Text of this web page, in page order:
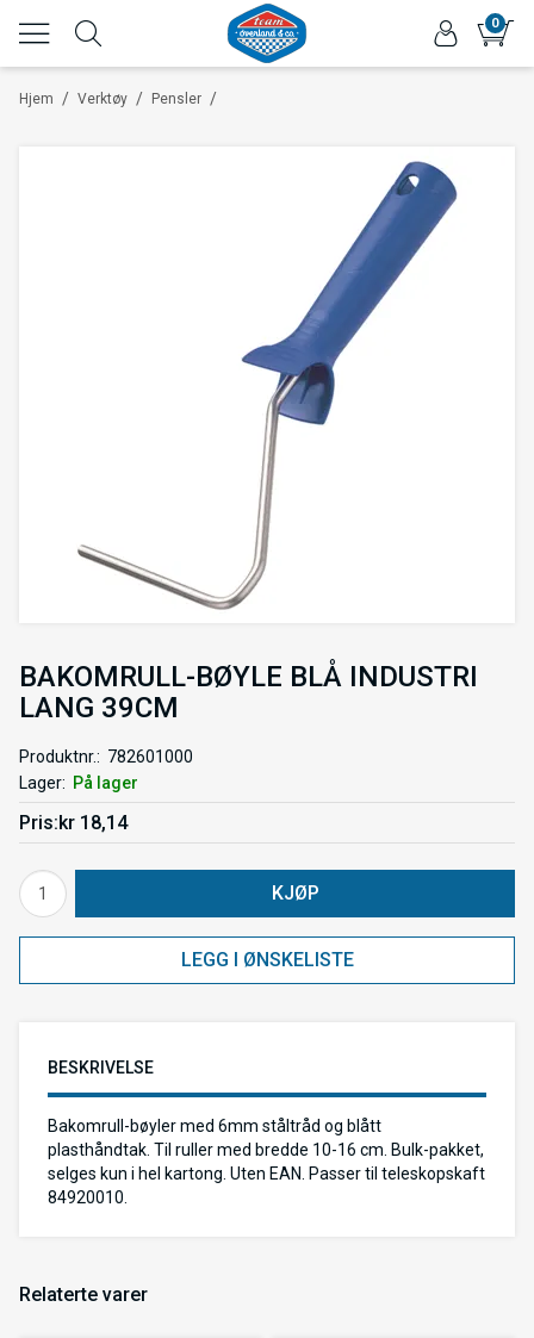
0
/
Hjem /
Verktøy /
Pensler
BAKOMRULL-BØYLE BLÅ INDUSTRI
LANG 39CM
Produktnr.
782601000
Lager
På lager
Pris kr 18,14
KJØP
LEGG I ØNSKELISTE
BESKRIVELSE
Bakomrull-bøyler med 6mm ståltråd og blått
plasthåndtak. Til ruller med bredde 10-16 cm. Bulk-pakket,
selges kun i hel kartong. Uten EAN. Passer til teleskopskaft
84920010.
Relaterte varer